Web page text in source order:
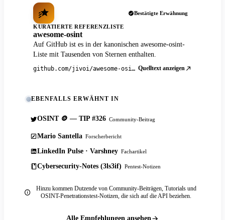
Bestätigte Erwähnung
KURATIERTE REFERENZLISTE
awesome-osint
Auf GitHub ist es in der kanonischen awesome-osint-
Liste mit Tausenden von Sternen enthalten.
github.com/jivoi/awesome-osint Quelltext anzeigen
EBENFALLS ERWÄHNT IN
OSINT 🪙 — TIP #326 Community-Beitrag
Mario Santella Forscherbericht
LinkedIn Pulse · Varshney Fachartikel
Cybersecurity-Notes (3ls3if) Pentest-Notizen
Hinzu kommen Dutzende von Community-Beiträgen, Tutorials und
OSINT-Penetrationstest-Notizen, die sich auf die API beziehen.
Alle Empfehlungen ansehen